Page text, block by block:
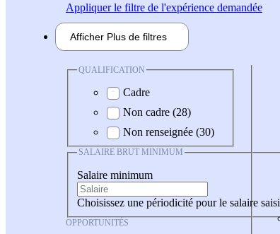
Appliquerle filtre de l'expérience demandée
Afficher Plus de filtres
QUALIFICATION
Cadre
Non cadre (28)
Non renseignée (30)
SALAIRE BRUT MINIMUM
Salaire minimum
Choisissez une périodicité pour le salaire saisi
OPPORTUNITÉS